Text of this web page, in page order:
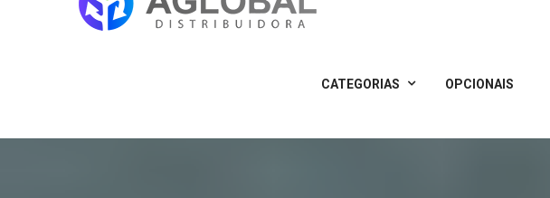
CATEGORIAS OPCIONAIS